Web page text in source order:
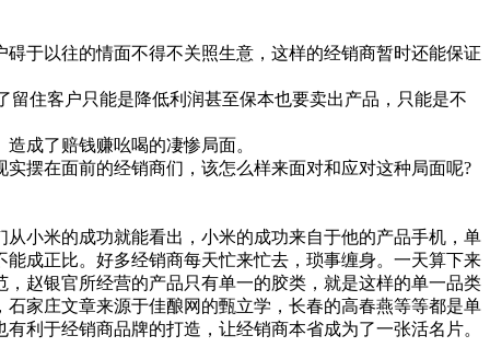
以往的情面不得不关照生意，这样的经销商暂时还能保证
住客户只能是降低利润甚至保本也要卖出产品，只能是不
成了赔钱赚吆喝的凄惨局面。
在面前的经销商们，该怎么样来面对和应对这种局面呢?
小米的成功就能看出，小米的成功来自于他的产品手机，单
成正比。好多经销商每天忙来忙去，琐事缠身。一天算下来
赵银官所经营的产品只有单一的胶类，就是这样的单一品类
家庄文章来源于佳酿网的甄立学，长春的高春燕等等都是单
利于经销商品牌的打造，让经销商本省成为了一张活名片。